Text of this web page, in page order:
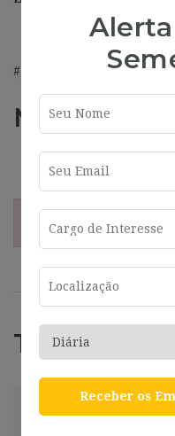
#J-18808-Ljbffr
Más
Address Sevilla
¡Esta oferta esta
Trabajos
[AV-098] – Docente
Receber os